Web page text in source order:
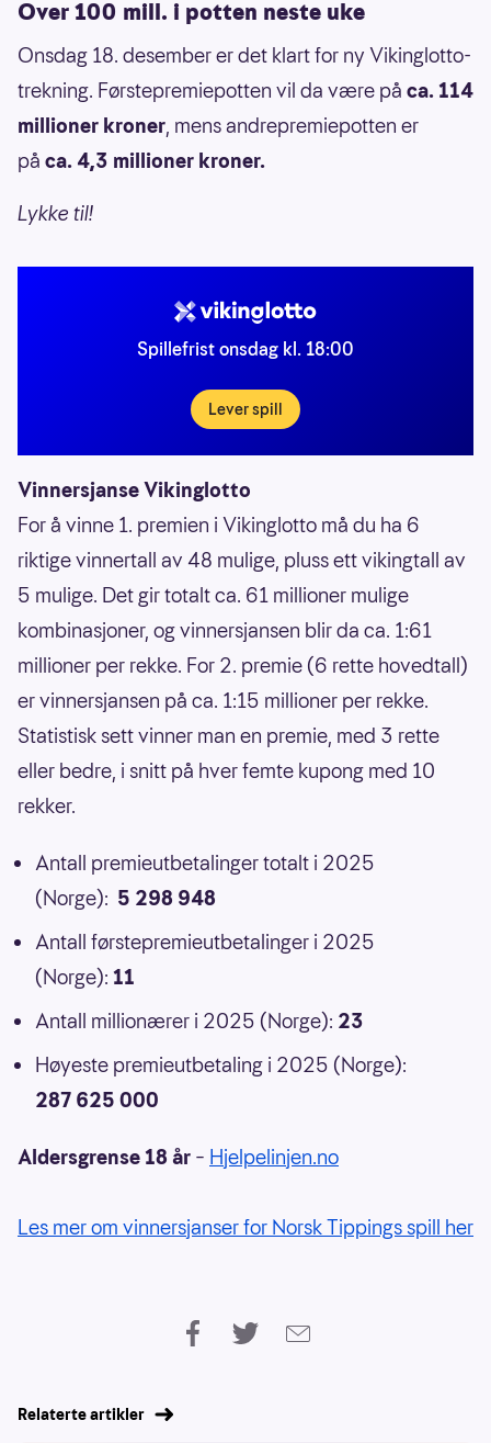
Over 100 mill. i potten neste uke
Onsdag 18. desember er det klart for ny Vikinglotto-
trekning. Førstepremiepotten vil da være på ca. 114
millioner kroner, mens andrepremiepotten er
på ca. 4,3 millioner kroner.
Lykke til!
Spillefrist onsdag kl. 18:00
Lever spill
Vinnersjanse Vikinglotto
For å vinne 1. premien i Vikinglotto må du ha 6
riktige vinnertall av 48 mulige, pluss ett vikingtall av
5 mulige. Det gir totalt ca. 61 millioner mulige
kombinasjoner, og vinnersjansen blir da ca. 1:61
millioner per rekke. For 2. premie (6 rette hovedtall)
er vinnersjansen på ca. 1:15 millioner per rekke.
Statistisk sett vinner man en premie, med 3 rette
eller bedre, i snitt på hver femte kupong med 10
rekker.
Antall premieutbetalinger totalt i 2025
(Norge): 5 298 948
Antall førstepremieutbetalinger i 2025
(Norge): 11
Antall millionærer i 2025 (Norge): 23
Høyeste premieutbetaling i 2025 (Norge):
287 625 000
Aldersgrense 18 år – Hjelpelinjen.no
Les mer om vinnersjanser for Norsk Tippings spill her
Relaterte artikler